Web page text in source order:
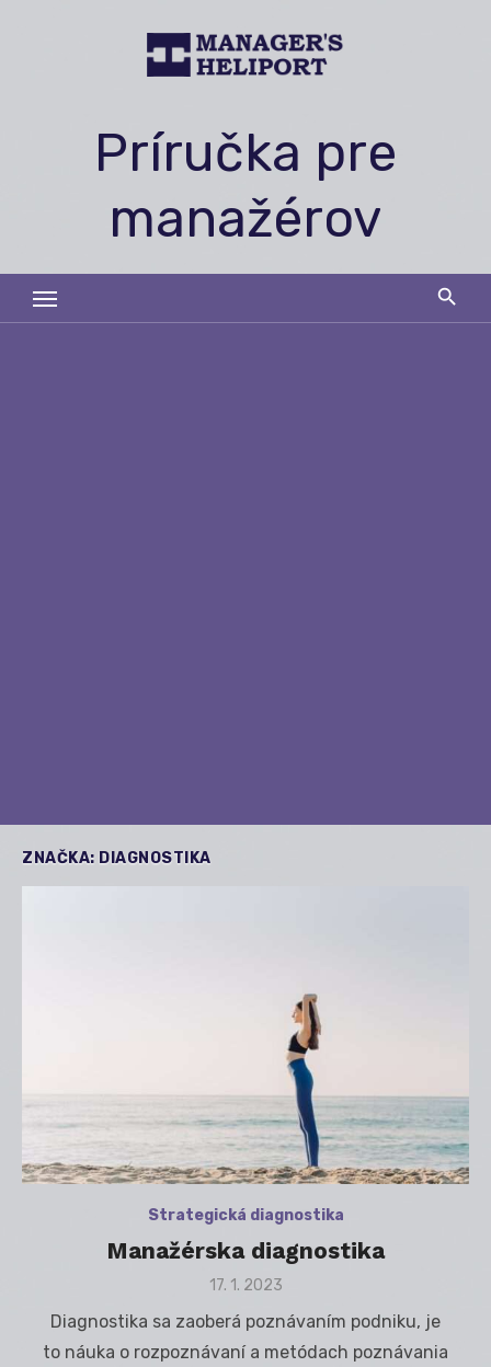
Príručka pre
manažérov
ZNAČKA: DIAGNOSTIKA
Strategická diagnostika
Manažérska diagnostika
Posted
17. 1. 2023
Diagnostika sa zaoberá poznávaním podniku, je
to náuka o rozpoznávaní a metódach poznávania